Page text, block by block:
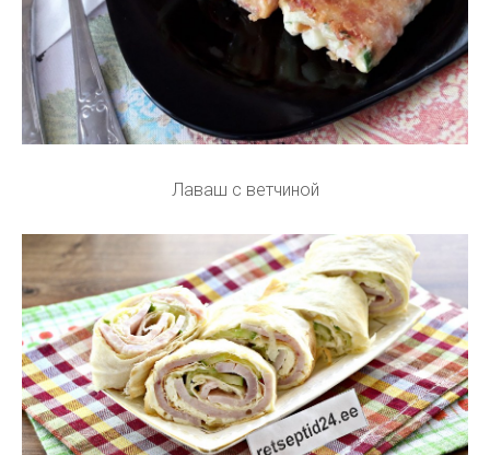
Лаваш с ветчиной